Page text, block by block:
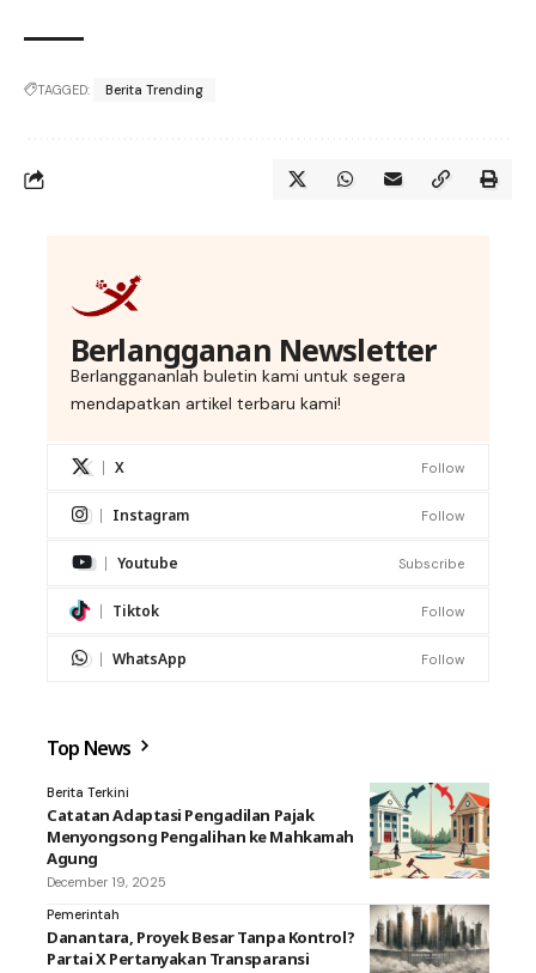
TAGGED: Berita Trending
Berlangganan Newsletter
Berlanggananlah buletin kami untuk segera
mendapatkan artikel terbaru kami!
X Follow
Instagram Follow
Youtube Subscribe
Tiktok Follow
WhatsApp Follow
Top News
Berita Terkini
Catatan Adaptasi Pengadilan Pajak
Menyongsong Pengalihan ke Mahkamah
Agung
December 19, 2025
Pemerintah
Danantara, Proyek Besar Tanpa Kontrol?
Partai X Pertanyakan Transparansi